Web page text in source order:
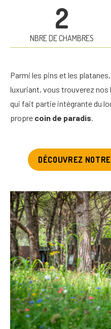
2
NBRE DE CHAMBRES
Parmi les pins et les
luxuriant, vous trouverez nos
qui fait partie intégrante du
propre coin de paradis.
DÉCOUVREZ